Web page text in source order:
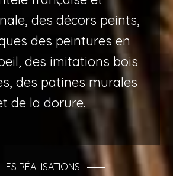
des décors peints,
des peintures en
des imitations bois
des patines murales
de la dorure.
LES RÉALISATIONS